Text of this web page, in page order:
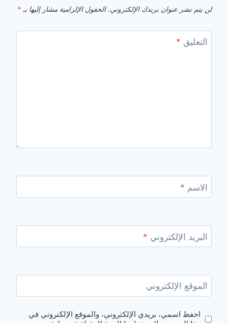
لن يتم نشر عنوان بريدك الإلكتروني. الحقول الإلزامية مشار إليها بـ *
التعليق *
الاسم *
البريد الإلكتروني *
الموقع الإلكتروني
احفظ اسمي، بريدي الإلكتروني، والموقع الإلكتروني في